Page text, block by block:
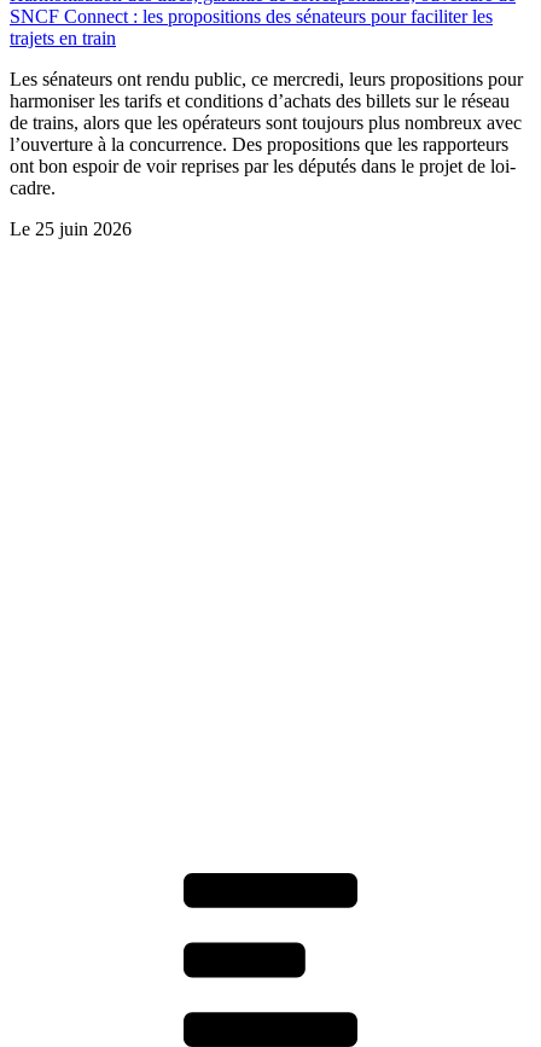
SNCF Connect : les propositions des sénateurs pour faciliter les
trajets en train
Les sénateurs ont rendu public, ce mercredi, leurs propositions pour
harmoniser les tarifs et conditions d’achats des billets sur le réseau
de trains, alors que les opérateurs sont toujours plus nombreux avec
l’ouverture à la concurrence. Des propositions que les rapporteurs
ont bon espoir de voir reprises par les députés dans le projet de loi-
cadre.
Le 25 juin 2026